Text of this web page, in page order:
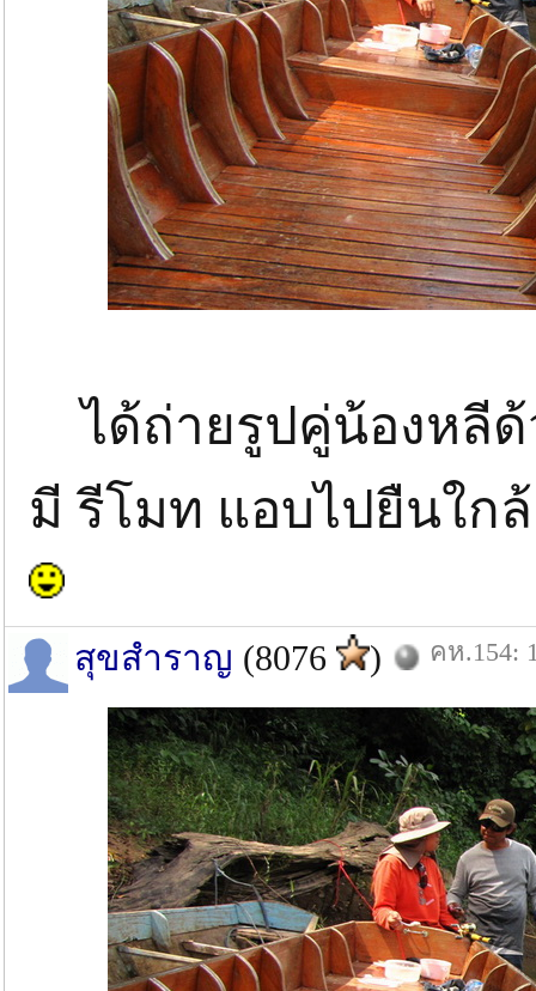
ได้ถ่ายรูปคู่น้องหลีด้
มี รีโมท แอบไปยืนใก
สุขสำราญ (8076 ) คห.154: